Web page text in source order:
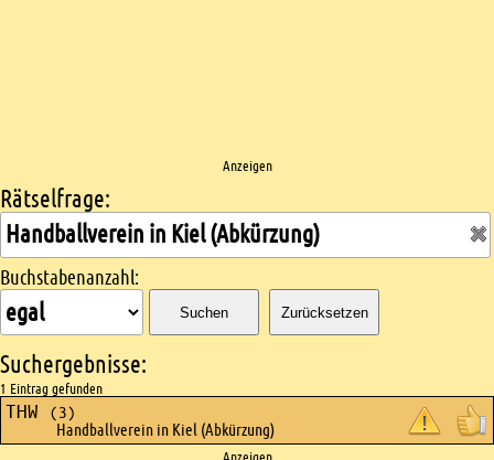
Anzeigen
Kreuzworträtsel suchen
Rätselfrage:
Buchstabenanzahl:
Suchen Zurücksetzen
Suchergebnisse:
1 Eintrag gefunden
THW (3)
Handballverein in Kiel (Abkürzung)